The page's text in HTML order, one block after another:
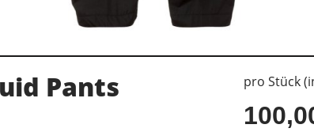
Pants
pro Stück